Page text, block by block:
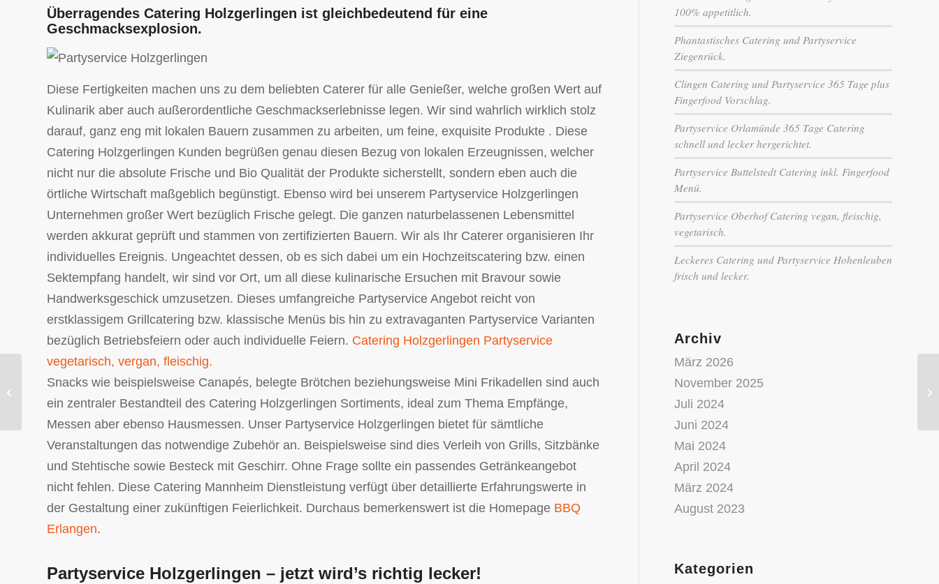
Überragendes Catering Holzgerlingen ist gleichbedeutend für eine
Geschmacksexplosion.
Diese Fertigkeiten machen uns zu dem beliebten Caterer für alle Genießer, welche großen Wert auf
Kulinarik aber auch außerordentliche Geschmackserlebnisse legen. Wir sind wahrlich wirklich stolz
darauf, ganz eng mit lokalen Bauern zusammen zu arbeiten, um feine, exquisite Produkte . Diese
Catering Holzgerlingen Kunden begrüßen genau diesen Bezug von lokalen Erzeugnissen, welcher
nicht nur die absolute Frische und Bio Qualität der Produkte sicherstellt, sondern eben auch die
örtliche Wirtschaft maßgeblich begünstigt. Ebenso wird bei unserem Partyservice Holzgerlingen
Unternehmen großer Wert bezüglich Frische gelegt. Die ganzen naturbelassenen Lebensmittel
werden akkurat geprüft und stammen von zertifizierten Bauern. Wir als Ihr Caterer organisieren Ihr
individuelles Ereignis. Ungeachtet dessen, ob es sich dabei um ein Hochzeitscatering bzw. einen
Sektempfang handelt, wir sind vor Ort, um all diese kulinarische Ersuchen mit Bravour sowie
Handwerksgeschick umzusetzen. Dieses umfangreiche Partyservice Angebot reicht von
erstklassigem Grillcatering bzw. klassische Menüs bis hin zu extravaganten Partyservice Varianten
bezüglich Betriebsfeiern oder auch individuelle Feiern. Catering Holzgerlingen Partyservice
vegetarisch, vergan, fleischig.
Snacks wie beispielsweise Canapés, belegte Brötchen beziehungsweise Mini Frikadellen sind auch
ein zentraler Bestandteil des Catering Holzgerlingen Sortiments, ideal zum Thema Empfänge,
Messen aber ebenso Hausmessen. Unser Partyservice Holzgerlingen bietet für sämtliche
Veranstaltungen das notwendige Zubehör an. Beispielsweise sind dies Verleih von Grills, Sitzbänke
und Stehtische sowie Besteck mit Geschirr. Ohne Frage sollte ein passendes Getränkeangebot
nicht fehlen. Diese Catering Mannheim Dienstleistung verfügt über detaillierte Erfahrungswerte in
der Gestaltung einer zukünftigen Feierlichkeit. Durchaus bemerkenswert ist die Homepage BBQ
Erlangen.
Partyservice Holzgerlingen – jetzt wird’s richtig lecker!
100% appetitlich.
Phantastisches Catering und Partyservice
Ziegenrück.
Clingen Catering und Partyservice 365 Tage plus
Fingerfood Vorschlag.
Partyservice Orlamünde 365 Tage Catering
schnell und lecker hergerichtet.
Partyservice Buttelstedt Catering inkl. Fingerfood
Menü.
Partyservice Oberhof Catering vegan, fleischig,
vegetarisch.
Leckeres Catering und Partyservice Hohenleuben
frisch und lecker.
Archiv
März 2026
November 2025
Juli 2024
Juni 2024
Mai 2024
April 2024
März 2024
August 2023
Kategorien
Partyservice und Catering Wehr mit
Fingerfood Aktion.